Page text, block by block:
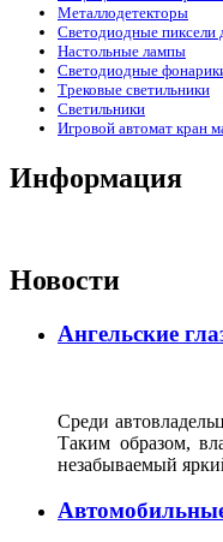
Металлодетекторы
Светодиодные пиксели
Настольные лампы
Светодиодные
Трековые светильники
Светильники
Игровой автомат кран
Информация
Новости
Ангельские
Среди
Таким образом,
незабываемый